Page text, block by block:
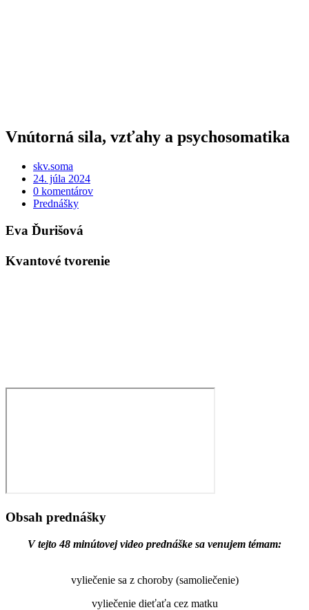
Vnútorná sila, vzťahy a psychosomatika
skv.soma
24. júla 2024
0 komentárov
Prednášky
Eva Ďurišová
Kvantové tvorenie
Obsah prednášky
V tejto 48 minútovej video prednáške sa venujem témam:
vyliečenie sa z choroby (samoliečenie)
vyliečenie dieťaťa cez matku